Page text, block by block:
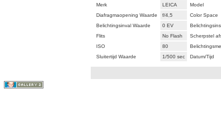
Merk
LEICA
Model
Diafragmaopening Waarde
f/4,5
Color Space
Belichtingsinval Waarde
0 EV
Flits
No Flash
Scherpstel
ISO
80
Sluitertijd Waarde
1/500 sec Datum/Tijd